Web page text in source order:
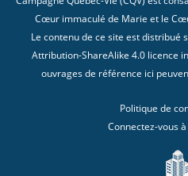
Cœur immaculé de Marie et le
Le contenu de ce site est distribué
Attribution-ShareAlike 4.0 licence
ouvrages de référence ici
Politique de
Connectez-vous